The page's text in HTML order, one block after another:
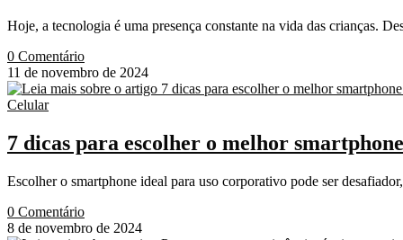
Hoje, a tecnologia é uma presença constante na vida das crianças.
0 Comentário
11 de novembro de 2024
Celular
7 dicas para escolher o melhor
Escolher o smartphone ideal para uso corporativo pode ser
0 Comentário
8 de novembro de 2024